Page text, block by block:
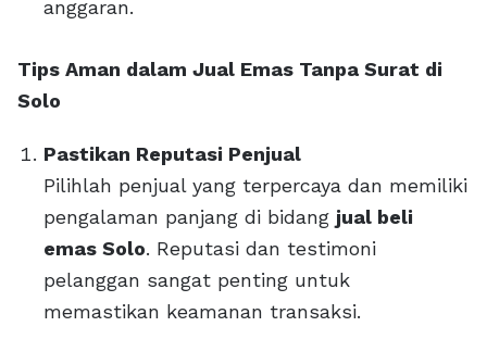
anggaran.
Tips Aman dalam Jual Emas Tanpa Surat di
Solo
Pastikan Reputasi Penjual
Pilihlah penjual yang terpercaya dan memiliki
pengalaman panjang di bidang jual beli
emas Solo. Reputasi dan testimoni
pelanggan sangat penting untuk
memastikan keamanan transaksi.